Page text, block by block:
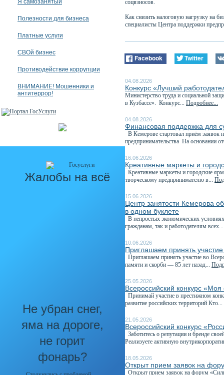
Я самозанятый
Полезности для бизнеса
Платные услуги
СВОй бизнес
Противодействие коррупции
ВНИМАНИЕ! Мошенники и
антитеррор!
Жалобы на всё
Не убран снег,
яма на дороге,
не горит
фонарь?
соцвзносов.
Как снизить налоговую нагрузку на
специалисты Центра поддержки
Facebook Twitter
04.08.2026
Конкурс «Лучший
Министерство труда и социальной
в Кузбассе». Конкурс... Подробнее...
04.08.2026
Финансовая поддержка для
В Кемерове стартовал приём заявок
предпринимательства На основании
16.06.2026
Креативные маркеты и
Креативные маркеты и городские
творческому предпринимателю в...
15.06.2026
Центр занятости Кемерова
в одном буклете
В непростых экономических
гражданам, так и работодателям
10.06.2026
Приглашаем принять
Приглашаем принять участие во
памяти и скорби — 85 лет назад...
25.05.2026
Всероссийский конкурс
Принимай участие в престижном
развитие российских территорий Кто...
21.05.2026
Всероссийский конкурс
Заботитесь о репутации и бренде
Реализуете активную
18.05.2026
Открыт прием заявок на
Открыт прием заявок на форум